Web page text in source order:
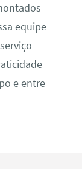
equipe
e entre